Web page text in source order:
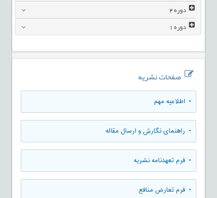
دوره2
دوره1
صفحات نشریه
• اطلاعیه مهم
• راهنمای نگارش و ارسال مقاله
• فرم تعهدنامه نشریه
• فرم تعارض منافع